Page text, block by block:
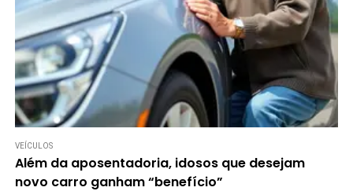
VEÍCULOS
Além da aposentadoria, idosos que desejam
novo carro ganham “benefício”